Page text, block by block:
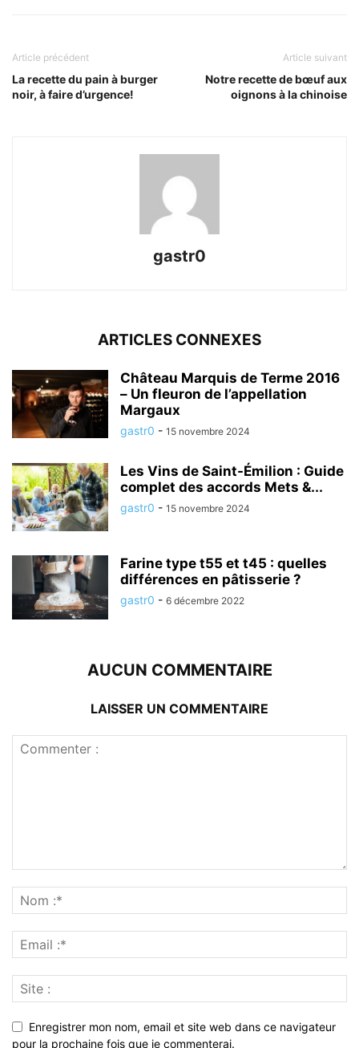
Article précédent
La recette du pain à burger
noir, à faire d’urgence!
Article suivant
Notre recette de bœuf aux
oignons à la chinoise
gastr0
ARTICLES CONNEXES
Château Marquis de Terme 2016
– Un fleuron de l’appellation
Margaux
gastr0 - 15 novembre 2024
Les Vins de Saint-Émilion : Guide
complet des accords Mets &...
gastr0 - 15 novembre 2024
Farine type t55 et t45 : quelles
différences en pâtisserie ?
gastr0 - 6 décembre 2022
AUCUN COMMENTAIRE
LAISSER UN COMMENTAIRE
Enregistrer mon nom, email et site web dans ce navigateur
pour la prochaine fois que je commenterai.